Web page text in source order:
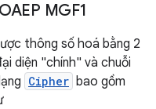
MGF1
thông số hoá bằng 2
diện "chính" và chuỗi
Cipher bao gồm